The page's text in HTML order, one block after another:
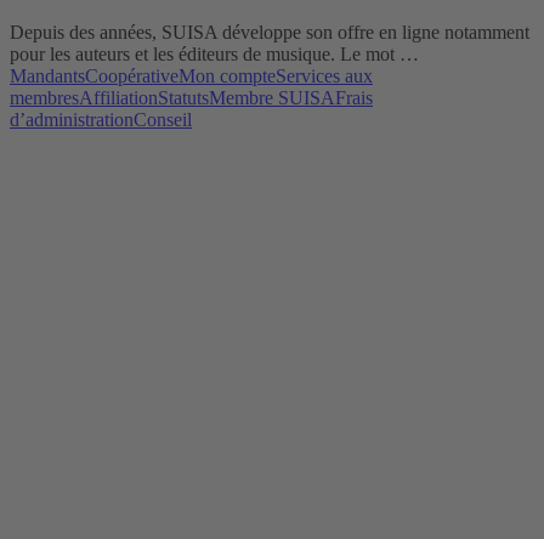
Depuis des années, SUISA développe son offre en ligne notamment
pour les auteurs et les éditeurs de musique. Le mot …
MandantsCoopérativeMon compteServices aux
membresAffiliationStatutsMembre SUISAFrais
d’administrationConseil